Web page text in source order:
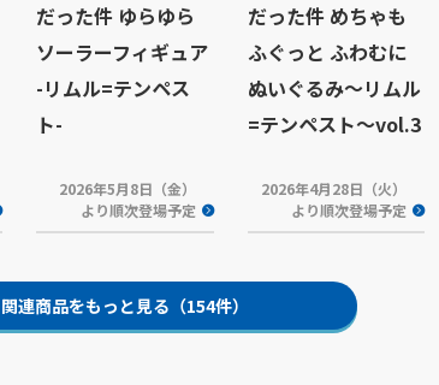
だった件 ゆらゆら
ソーラーフィギュア
-リムル=テンペス
ト-
2026年5月8日（金）
より順次登場予定
だった件 めちゃも
ふぐっと ふわむに
ぬいぐるみ～リムル
=テンペスト～vol.3
2026年4月28日（火）
より順次登場予定
関連商品をもっと見る（154件）